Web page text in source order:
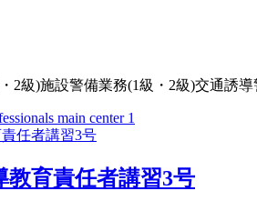
2級)施設警備業務(1級・2級)交通誘
教育責任者講習3号